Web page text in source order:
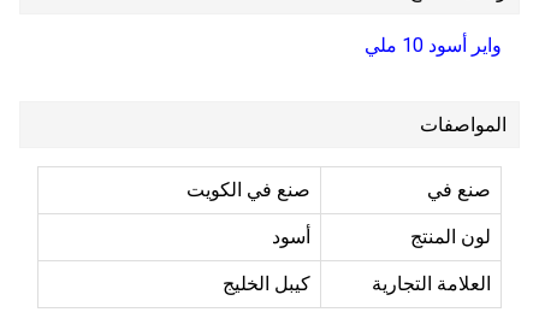
واير أسود 10 ملي
المواصفات
صنع في صنع في الكويت
لون المنتج أسود
العلامة التجارية كيبل الخليج